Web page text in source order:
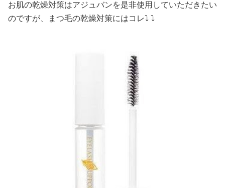
お肌の乾燥対策はアジュバンを是非使用していただきたい
のですが、まつ毛の乾燥対策にはコレ⤵︎ ⤵︎